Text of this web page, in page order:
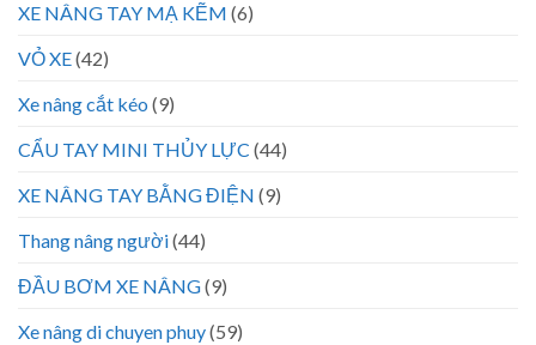
XE NÂNG TAY MẠ KẼM (6)
VỎ XE(42)
Xe nâng cắt kéo (9)
CẨU TAY MINI THỦY LỰC (44)
XE NÂNG TAY BẰNG ĐIỆN (9)
Thang nâng người(44)
ĐẦU BƠM XE NÂNG(9)
Xe nâng di chuyen phuy(59)